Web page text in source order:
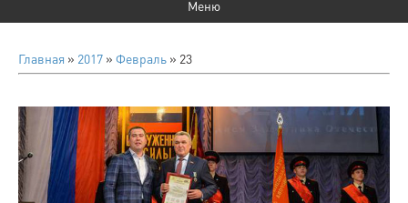
Главная » 2017 » Февраль » 23